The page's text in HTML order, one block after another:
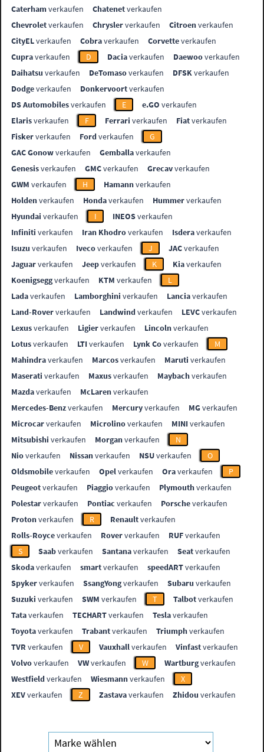
Caterhamverkaufen Chatenetverkaufen
Chevroletverkaufen Chryslerverkaufen Citroenverkaufen
CityELverkaufen Cobraverkaufen Corvetteverkaufen
Cupraverkaufen D Daciaverkaufen Daewooverkaufen
Daihatsu verkaufen DeTomasoverkaufen DFSKverkaufen
Dodgeverkaufen Donkervoortverkaufen
DS Automobilesverkaufen E e.GO verkaufen
Elarisverkaufen F Ferrari verkaufen Fiatverkaufen
Fiskerverkaufen Fordverkaufen
G
GAC Gonowverkaufen Gemballaverkaufen
Genesisverkaufen GMCverkaufen Grecavverkaufen
GWM verkaufen H Hamannverkaufen
Holdenverkaufen Hondaverkaufen Hummerverkaufen
Hyundai verkaufen I INEOSverkaufen
Infiniti verkaufen Iran Khodroverkaufen Isderaverkaufen
Isuzu verkaufen Ivecoverkaufen J JACverkaufen
Jaguarverkaufen Jeepverkaufen K Kiaverkaufen
Koenigseggverkaufen KTM verkaufen
L
Ladaverkaufen Lamborghini verkaufen Lanciaverkaufen
Land-Roververkaufen Landwindverkaufen LEVCverkaufen
Lexusverkaufen Ligierverkaufen Lincolnverkaufen
Lotusverkaufen LTIverkaufen Lynk Coverkaufen
M
Mahindraverkaufen Marcosverkaufen Maruti verkaufen
Maserati verkaufen Maxusverkaufen Maybachverkaufen
Mazdaverkaufen McLarenverkaufen
Mercedes-Benzverkaufen Mercuryverkaufen MGverkaufen
Microcarverkaufen Microlinoverkaufen MINIverkaufen
Mitsubishi verkaufen Morganverkaufen
N
Nioverkaufen Nissanverkaufen NSUverkaufen
O
Oldsmobileverkaufen Opelverkaufen Oraverkaufen
P
Peugeotverkaufen Piaggioverkaufen Plymouthverkaufen
Polestarverkaufen Pontiac verkaufen Porscheverkaufen
Protonverkaufen R Renaultverkaufen
Rolls-Royceverkaufen Roververkaufen RUFverkaufen
S
Saabverkaufen Santanaverkaufen Seatverkaufen
Skodaverkaufen smartverkaufen speedARTverkaufen
Spykerverkaufen SsangYongverkaufen Subaru verkaufen
Suzuki verkaufen SWM verkaufen T Talbotverkaufen
Tataverkaufen TECHARTverkaufen Teslaverkaufen
Toyotaverkaufen Trabantverkaufen Triumphverkaufen
TVR verkaufen V Vauxhallverkaufen Vinfastverkaufen
Volvoverkaufen VWverkaufen W Wartburgverkaufen
Westfieldverkaufen Wiesmannverkaufen
X
XEVverkaufen Z Zastavaverkaufen Zhidou verkaufen